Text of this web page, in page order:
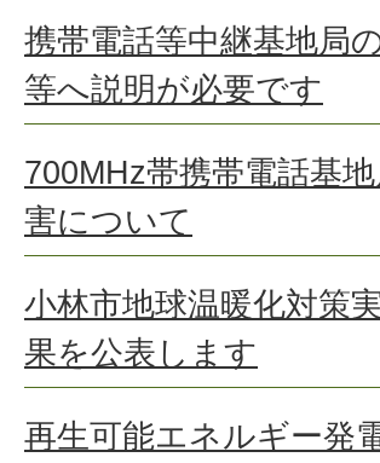
携帯電話等中継基地局
等へ説明が必要です
700MHz帯携帯電話基
害について
小林市地球温暖化対策
果を公表します
再生可能エネルギー発